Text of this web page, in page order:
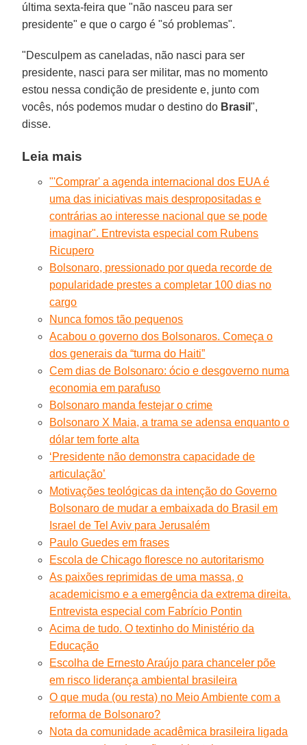
última sexta-feira que "não nasceu para ser
presidente" e que o cargo é "só problemas".
"Desculpem as caneladas, não nasci para ser
presidente, nasci para ser militar, mas no momento
estou nessa condição de presidente e, junto com
vocês, nós podemos mudar o destino do Brasil",
disse.
Leia mais
"'Comprar' a agenda internacional dos EUA é
uma das iniciativas mais despropositadas e
contrárias ao interesse nacional que se pode
imaginar". Entrevista especial com Rubens
Ricupero
Bolsonaro, pressionado por queda recorde de
popularidade prestes a completar 100 dias no
cargo
Nunca fomos tão pequenos
Acabou o governo dos Bolsonaros. Começa o
dos generais da “turma do Haiti”
Cem dias de Bolsonaro: ócio e desgoverno numa
economia em parafuso
Bolsonaro manda festejar o crime
Bolsonaro X Maia, a trama se adensa enquanto o
dólar tem forte alta
‘Presidente não demonstra capacidade de
articulação’
Motivações teológicas da intenção do Governo
Bolsonaro de mudar a embaixada do Brasil em
Israel de Tel Aviv para Jerusalém
Paulo Guedes em frases
Escola de Chicago floresce no autoritarismo
As paixões reprimidas de uma massa, o
academicismo e a emergência da extrema direita.
Entrevista especial com Fabrício Pontin
Acima de tudo. O textinho do Ministério da
Educação
Escolha de Ernesto Araújo para chanceler põe
em risco liderança ambiental brasileira
O que muda (ou resta) no Meio Ambiente com a
reforma de Bolsonaro?
Nota da comunidade acadêmica brasileira ligada